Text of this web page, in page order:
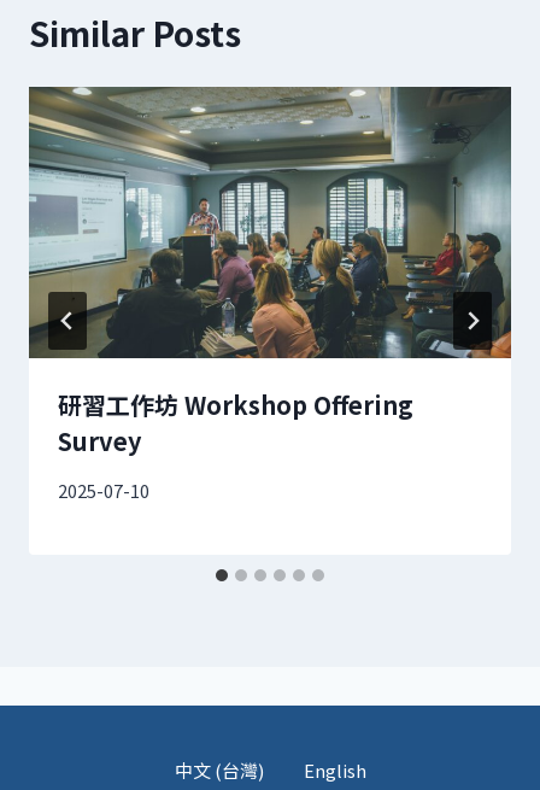
Similar Posts
研習工作坊 Workshop Offering
Survey
2025-07-10
中文 (台灣) English